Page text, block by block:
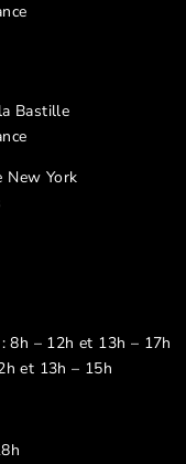
Bastille
New York
8h – 12h et 13h – 17h
et 13h – 15h